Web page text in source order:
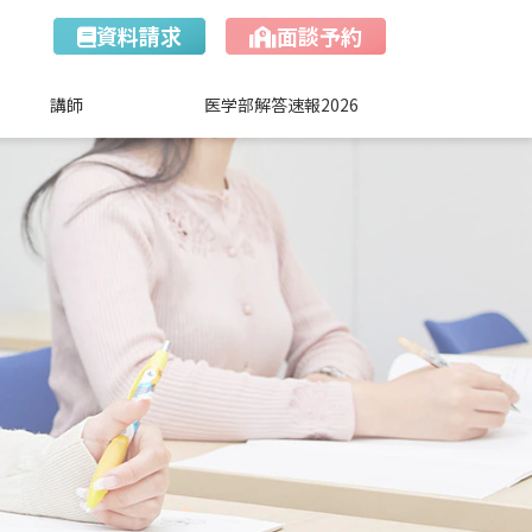
資料請求 面談予約
講師 医学部解答速報2026